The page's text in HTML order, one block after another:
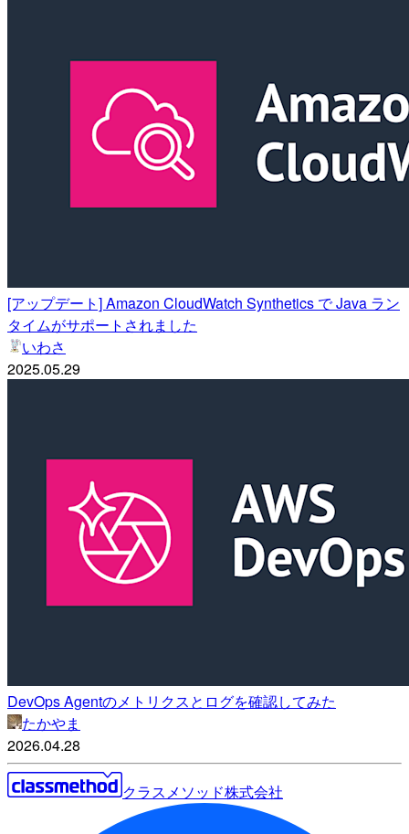
[アップデート] Amazon CloudWatch Synthetics で Java ラン
タイムがサポートされました
いわさ
2025.05.29
DevOps Agentのメトリクスとログを確認してみた
たかやま
2026.04.28
クラスメソッド株式会社